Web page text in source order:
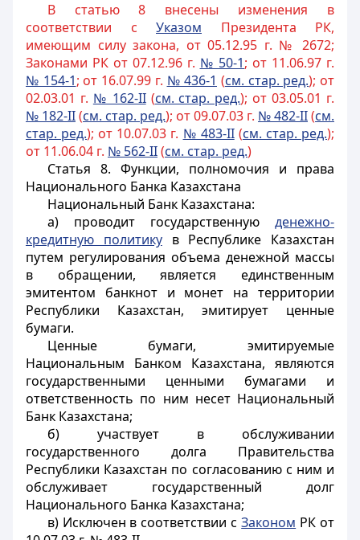
В статью 8 внесены изменения в
соответствии с Указом Президента РК,
имеющим силу закона, от 05.12.95 г. № 2672;
Законами РК от 07.12.96 г. № 50-1; от 11.06.97 г.
№ 154-1; от 16.07.99 г. № 436-1 (см. стар. ред.); от
02.03.01 г. № 162-II(см. стар. ред.); от 03.05.01 г.
№ 182-II(см. стар. ред.); от 09.07.03 г. № 482-II(см.
стар. ред.); от 10.07.03 г. № 483-II(см. стар. ред.);
от 11.06.04 г. № 562-II(см. стар. ред.)
Статья 8. Функции, полномочия и права
Национального Банка Казахстана
Национальный Банк Казахстана:
а) проводит государственную денежно-
кредитную политикув Республике Казахстан
путем регулирования объема денежной массы
в обращении, является единственным
эмитентом банкнот и монет на территории
Республики Казахстан, эмитирует ценные
бумаги.
Ценные бумаги, эмитируемые
Национальным Банком Казахстана, являются
государственными ценными бумагами и
ответственность по ним несет Национальный
Банк Казахстана;
б) участвует в обслуживании
государственного долга Правительства
Республики Казахстан по согласованию с ним и
обслуживает государственный долг
Национального Банка Казахстана;
в) Исключен в соответствии сЗаконом РК от